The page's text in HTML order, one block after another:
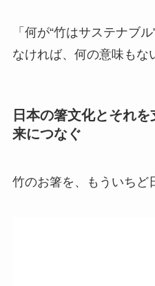
「何が“竹はサステナブ
なければ、何の意味もな
日本の箸文化とそれ
来につなぐ
竹のお箸を、もういちど